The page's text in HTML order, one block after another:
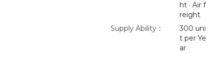
ht · Air f
reight
Supply Ability：
300 uni
t per Ye
ar